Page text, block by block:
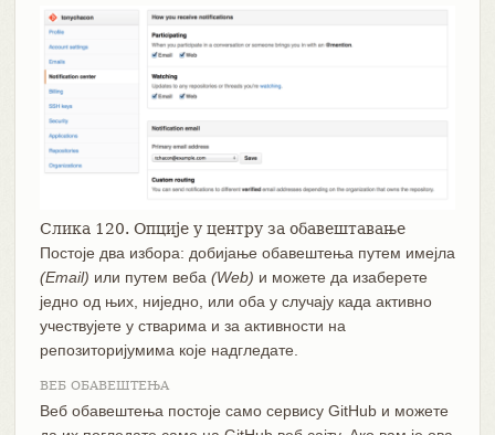
Слика 120. Опције у центру за обавештавање
Постоје два избора: добијање обавештења путем имејла
(Email) или путем веба (Web) и можете да изаберете
једно од њих, ниједно, или оба у случају када активно
учествујете у стварима и за активности на
репозиторијумима које надгледате.
ВЕБ ОБАВЕШТЕЊА
Веб обавештења постоје само сервису GitHub и можете